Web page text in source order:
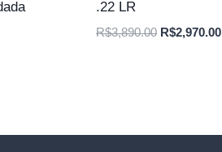
.22 LR
R$3,890.00 O
R$2,970.00